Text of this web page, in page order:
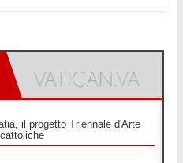
il progetto Triennale d'Arte